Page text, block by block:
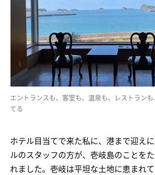
エントランスも、客室も、温泉も、レストラン
てる
ホテル目当てで来た私に、港まで迎え
ルのスタッフの方が、壱岐島のことを
れました。壱岐は平坦な土地に恵まれ